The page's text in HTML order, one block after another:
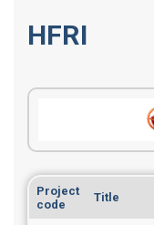
HFRI
Project
code
Title